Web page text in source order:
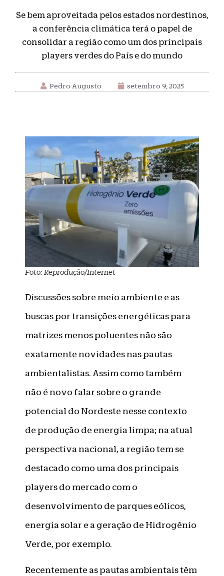
Se bem aproveitada pelos estados nordestinos,
a conferência climática terá o papel de
consolidar a região como um dos principais
players verdes do País e do mundo
Pedro Augusto setembro 9, 2025
Foto: Reprodução/Internet
Discussões sobre meio ambiente e as
buscas por transições energéticas para
matrizes menos poluentes não são
exatamente novidades nas pautas
ambientalistas. Assim como também
não é novo falar sobre o grande
potencial do Nordeste nesse contexto
de produção de energia limpa; na atual
perspectiva nacional, a região tem se
destacado como uma dos principais
players do mercado com o
desenvolvimento de parques eólicos,
energia solar e a geração de Hidrogênio
Verde, por exemplo.
Recentemente as pautas ambientais têm